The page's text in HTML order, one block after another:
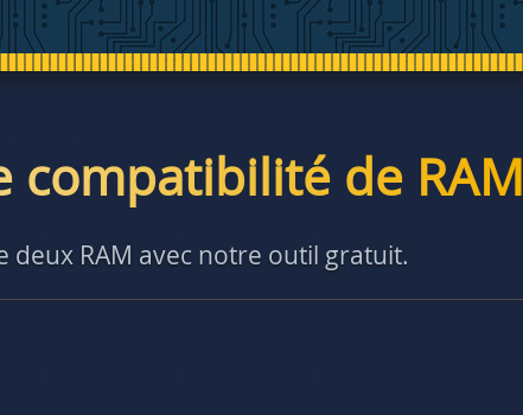
compatibilité de RAM
RAM avec notre outil gratuit.